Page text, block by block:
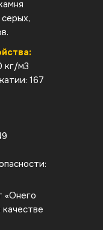
кг/м3
167
«Онего